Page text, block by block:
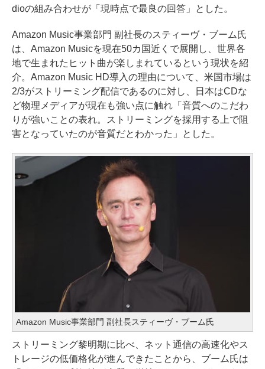
dioの組み合わせが「現時点で最良の回答」とした。
Amazon Music事業部門 副社長のスティーヴ・ブーム氏
は、Amazon Musicを現在50カ国近くで展開し、世界各
地で生まれたヒット曲が楽しまれているという現状を紹
介。Amazon Music HD導入の理由について、米国市場は
2/3がストリーミング配信であるのに対し、日本はCDな
ど物理メディアが現在も強い点に触れ「音質へのこだわ
りが強いことの表れ。ストリーミングを採用する上で阻
害となっていたのが音質だとわかった」とした。
Amazon Music事業部門 副社長スティーヴ・ブーム氏
ストリーミング黎明期に比べ、ネット通信の高速化やス
トレージの低価格化が進んできたことから、ブーム氏は